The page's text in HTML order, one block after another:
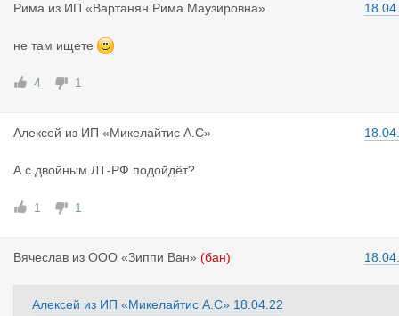
Рима из ИП «Вартанян Рима Маузировна»
не там ищете
4 1
Алексей из ИП «Микелайтис А.С»
А с двойным ЛТ-РФ подойдёт?
1 1
Вячеслав из ООО «Зиппи Ван» (бан)
Алексей из ИП «Микелайтис А.С» 18.04.22